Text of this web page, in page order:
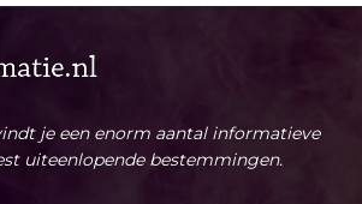
je een enorm aantal informatieve
uiteenlopende bestemmingen.